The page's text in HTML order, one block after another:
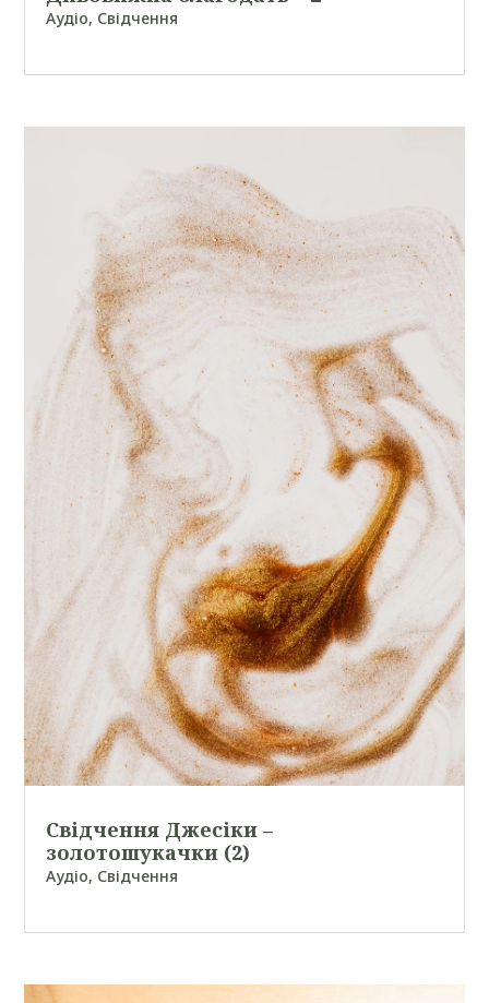
Аудіо, Свідчення
Свідчення Джесіки –
золотошукачки (2)
Аудіо, Свідчення